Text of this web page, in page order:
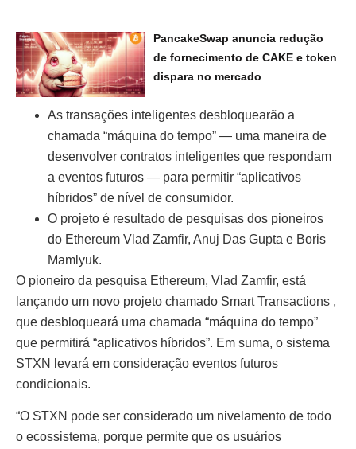
PancakeSwap anuncia redução
de fornecimento de CAKE e token
dispara no mercado
As transações inteligentes desbloquearão a
chamada “máquina do tempo” — uma maneira de
desenvolver contratos inteligentes que respondam
a eventos futuros — para permitir “aplicativos
híbridos” de nível de consumidor.
O projeto é resultado de pesquisas dos pioneiros
do Ethereum Vlad Zamfir, Anuj Das Gupta e Boris
Mamlyuk.
O pioneiro da pesquisa Ethereum, Vlad Zamfir, está
lançando um novo projeto chamado Smart Transactions ,
que desbloqueará uma chamada “máquina do tempo”
que permitirá “aplicativos híbridos”. Em suma, o sistema
STXN levará em consideração eventos futuros
condicionais.
“O STXN pode ser considerado um nivelamento de todo
o ecossistema, porque permite que os usuários